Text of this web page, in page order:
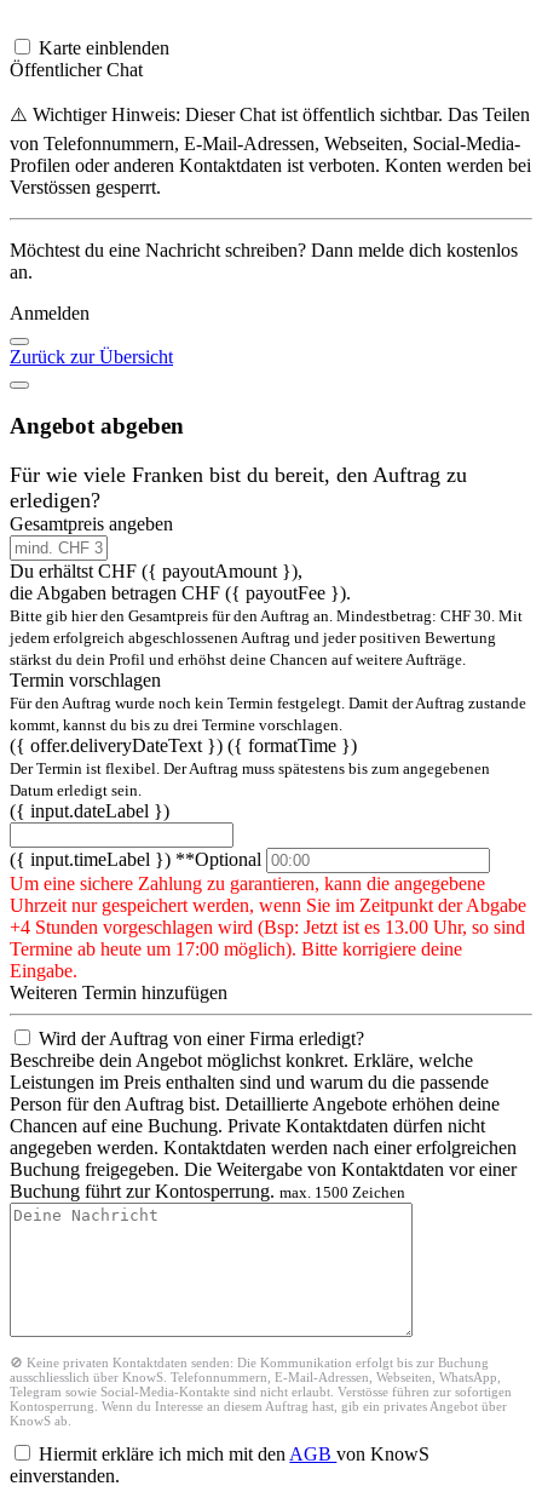
Karte einblenden
Öffentlicher Chat
⚠️ Wichtiger Hinweis: Dieser Chat ist öffentlich sichtbar. Das Teilen
von Telefonnummern, E-Mail-Adressen, Webseiten, Social-Media-
Profilen oder anderen Kontaktdaten ist verboten. Konten werden bei
Verstössen gesperrt.
Möchtest du eine Nachricht schreiben? Dann melde dich kostenlos
an.
Anmelden
Zurück zur Übersicht
Angebot abgeben
Für wie viele Franken bist du bereit, den Auftrag zu
erledigen?
Gesamtpreis angeben
Du erhältst CHF ({ payoutAmount }),
die Abgaben betragen CHF ({ payoutFee }).
Bitte gib hier den Gesamtpreis für den Auftrag an. Mindestbetrag: CHF 30. Mit
jedem erfolgreich abgeschlossenen Auftrag und jeder positiven Bewertung
stärkst du dein Profil und erhöhst deine Chancen auf weitere Aufträge.
Termin vorschlagen
Für den Auftrag wurde noch kein Termin festgelegt. Damit der Auftrag zustande
kommt, kannst du bis zu drei Termine vorschlagen.
({ offer.deliveryDateText }) ({ formatTime })
Der Termin ist flexibel. Der Auftrag muss spätestens bis zum angegebenen
Datum erledigt sein.
({ input.dateLabel })
({ input.timeLabel }) **Optional
Um eine sichere Zahlung zu garantieren, kann die angegebene
Uhrzeit nur gespeichert werden, wenn Sie im Zeitpunkt der Abgabe
+4 Stunden vorgeschlagen wird (Bsp: Jetzt ist es 13.00 Uhr, so sind
Termine ab heute um 17:00 möglich). Bitte korrigiere deine
Eingabe.
Weiteren Termin hinzufügen
Wird der Auftrag von einer Firma erledigt?
Beschreibe dein Angebot möglichst konkret. Erkläre, welche
Leistungen im Preis enthalten sind und warum du die passende
Person für den Auftrag bist. Detaillierte Angebote erhöhen deine
Chancen auf eine Buchung. Private Kontaktdaten dürfen nicht
angegeben werden. Kontaktdaten werden nach einer erfolgreichen
Buchung freigegeben. Die Weitergabe von Kontaktdaten vor einer
Buchung führt zur Kontosperrung. max. 1500 Zeichen
🚫 Keine privaten Kontaktdaten senden: Die Kommunikation erfolgt bis zur Buchung
ausschliesslich über KnowS. Telefonnummern, E-Mail-Adressen, Webseiten, WhatsApp,
Telegram sowie Social-Media-Kontakte sind nicht erlaubt. Verstösse führen zur sofortigen
Kontosperrung. Wenn du Interesse an diesem Auftrag hast, gib ein privates Angebot über
KnowS ab.
Hiermit erkläre ich mich mit den AGBvon KnowS
einverstanden.